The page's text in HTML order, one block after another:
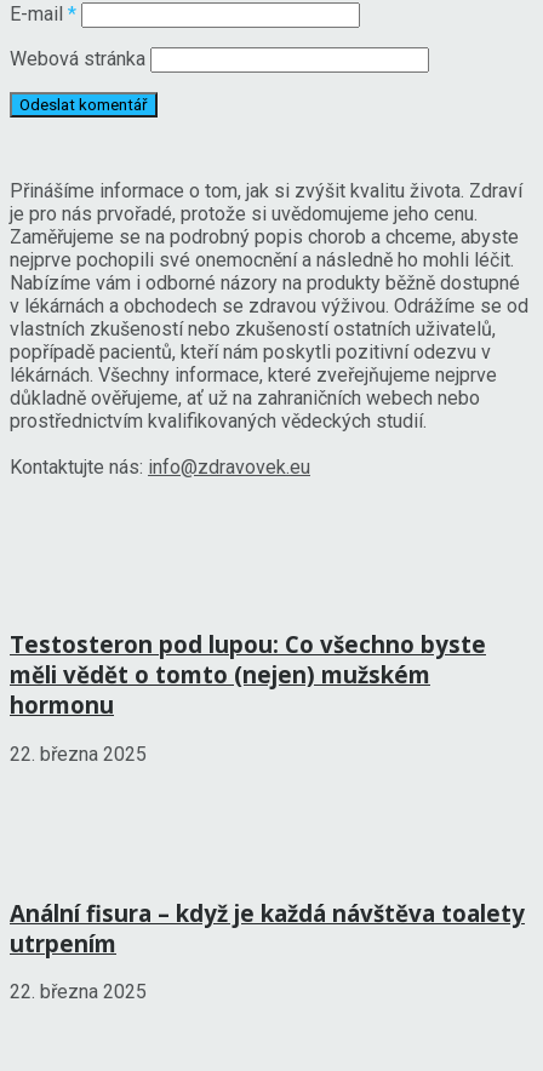
E-mail *
Webová stránka
Přinášíme informace o tom, jak si zvýšit kvalitu života. Zdraví
je pro nás prvořadé, protože si uvědomujeme jeho cenu.
Zaměřujeme se na podrobný popis chorob a chceme, abyste
nejprve pochopili své onemocnění a následně ho mohli léčit.
Nabízíme vám i odborné názory na produkty běžně dostupné
v lékárnách a obchodech se zdravou výživou. Odrážíme se od
vlastních zkušeností nebo zkušeností ostatních uživatelů,
popřípadě pacientů, kteří nám poskytli pozitivní odezvu v
lékárnách. Všechny informace, které zveřejňujeme nejprve
důkladně ověřujeme, ať už na zahraničních webech nebo
prostřednictvím kvalifikovaných vědeckých studií.
Kontaktujte nás: info@zdravovek.eu
Testosteron pod lupou: Co všechno byste
měli vědět o tomto (nejen) mužském
hormonu
22. března 2025
Anální fisura – když je každá návštěva toalety
utrpením
22. března 2025